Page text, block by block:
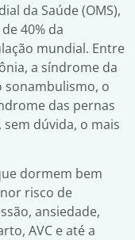
da Saúde (OMS),
40% da
mundial. Entre
a síndrome da
sonambulismo, o
das pernas
dúvida, o mais
dormem bem
risco de
ansiedade,
AVC e até a